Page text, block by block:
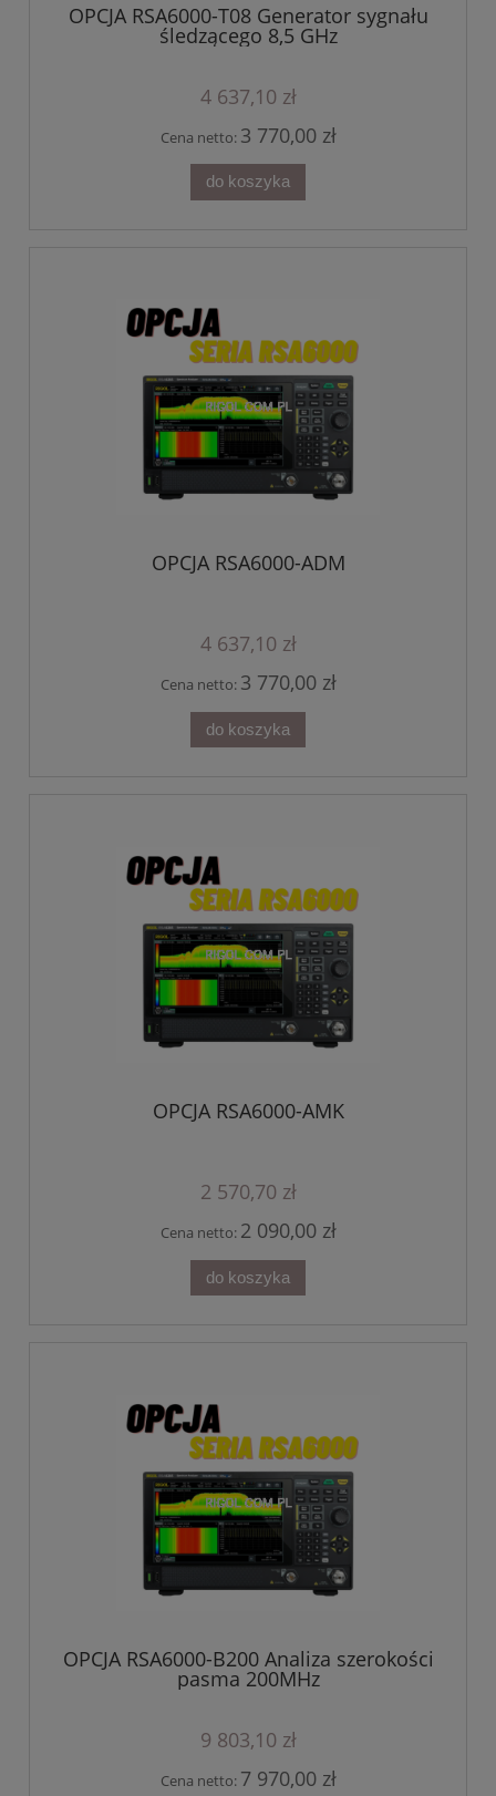
OPCJA RSA6000-T08 Generator sygnału
śledzącego 8,5 GHz
4 637,10 zł
Cena netto: 3 770,00 zł
do koszyka
OPCJA RSA6000-ADM
4 637,10 zł
Cena netto: 3 770,00 zł
do koszyka
OPCJA RSA6000-AMK
2 570,70 zł
Cena netto: 2 090,00 zł
do koszyka
OPCJA RSA6000-B200 Analiza szerokości
pasma 200MHz
9 803,10 zł
Cena netto: 7 970,00 zł